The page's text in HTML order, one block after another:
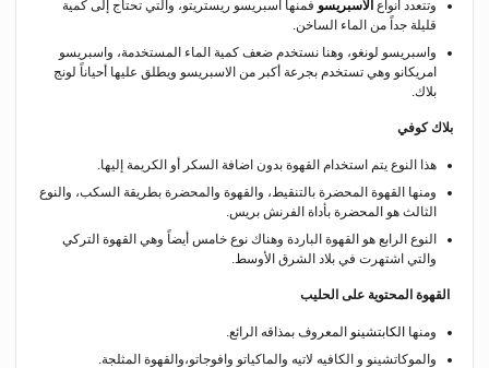
وتتعدد أنواع الاسبريسو فمنها اسبريسو ريستريتو، والتي تحتاج إلى كمية
قليلة جداً من الماء الساخن.
واسبريسو لونغو، وهنا نستخدم ضعف كمية الماء المستخدمة، واسبريسو
امريكانو وهي تستخدم بجرعة أكبر من الاسبريسو ويطلق عليها أحياناً لونج
بلاك.
بلاك كوفي
هذا النوع يتم استخدام القهوة بدون اضافة السكر أو الكريمة إليها.
ومنها القهوة المحضرة بالتنقيط، والقهوة والمحضرة بطريقة السكب، والنوع
الثالث هو المحضرة بأداة الفرنش بريس.
النوع الرابع هو القهوة الباردة وهناك نوع خامس أيضاً وهي القهوة التركي
والتي اشتهرت في بلاد الشرق الأوسط.
القهوة المحتوية على الحليب
ومنهاالكابتشينو المعروف بمذاقه الرائع.
والموكاتشينو و الكافيه لاتيه والماكياتو وافوجاتو،والقهوة المثلجة.